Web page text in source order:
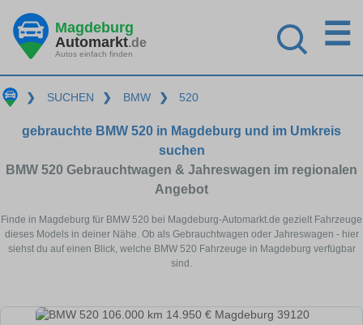
Magdeburg
Automarkt.de
Autos einfach finden
☰
❯ SUCHEN ❯ BMW ❯ 520
gebrauchte BMW 520 in Magdeburg und im Umkreis
suchen
BMW 520 Gebrauchtwagen & Jahreswagen im regionalen
Angebot
Finde in Magdeburg für BMW 520 bei Magdeburg-Automarkt.de gezielt Fahrzeuge
dieses Models in deiner Nähe. Ob als Gebrauchtwagen oder Jahreswagen - hier
siehst du auf einen Blick, welche BMW 520 Fahrzeuge in Magdeburg verfügbar
sind.